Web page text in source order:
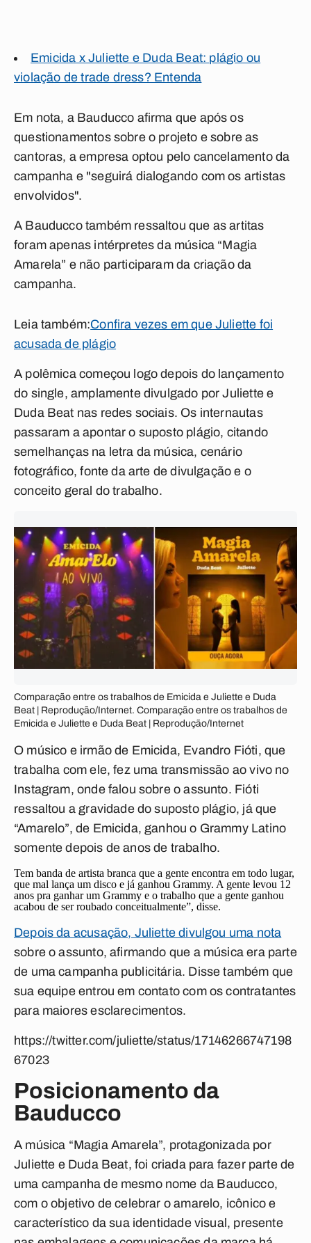
Emicida x Juliette e Duda Beat: plágio ou
violação de trade dress? Entenda
Em nota, a Bauducco afirma que após os
questionamentos sobre o projeto e sobre as
cantoras, a empresa optou pelo cancelamento da
campanha e "seguirá dialogando com os artistas
envolvidos".
A Bauducco também ressaltou que as artitas
foram apenas intérpretes da música “Magia
Amarela” e não participaram da criação da
campanha.
Leia também:Confira vezes em que Juliette foi
acusada de plágio
A polêmica começou logo depois do lançamento
do single, amplamente divulgado por Juliette e
Duda Beat nas redes sociais. Os internautas
passaram a apontar o suposto plágio, citando
semelhanças na letra da música, cenário
fotográfico, fonte da arte de divulgação e o
conceito geral do trabalho.
Comparação entre os trabalhos de Emicida e Juliette e Duda
Beat | Reprodução/Internet. Comparação entre os trabalhos de
Emicida e Juliette e Duda Beat | Reprodução/Internet
O músico e irmão de Emicida, Evandro Fióti, que
trabalha com ele, fez uma transmissão ao vivo no
Instagram, onde falou sobre o assunto. Fióti
ressaltou a gravidade do suposto plágio, já que
“Amarelo”, de Emicida, ganhou o Grammy Latino
somente depois de anos de trabalho.
Tem banda de artista branca que a gente encontra em todo lugar,
que mal lança um disco e já ganhou Grammy. A gente levou 12
anos pra ganhar um Grammy e o trabalho que a gente ganhou
acabou de ser roubado conceitualmente”, disse.
Depois da acusação, Juliette divulgou uma nota
sobre o assunto, afirmando que a música era parte
de uma campanha publicitária. Disse também que
sua equipe entrou em contato com os contratantes
para maiores esclarecimentos.
https://twitter.com/juliette/status/17146266747198
67023
Posicionamento da
Bauducco
A música “Magia Amarela”, protagonizada por
Juliette e Duda Beat, foi criada para fazer parte de
uma campanha de mesmo nome da Bauducco,
com o objetivo de celebrar o amarelo, icônico e
característico da sua identidade visual, presente